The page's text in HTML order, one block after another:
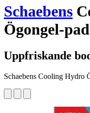
Schaebens
Ögongel-
Uppfriskande
Schaebens Cooling Hydro